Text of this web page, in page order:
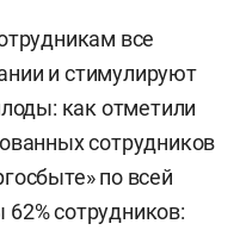
все
и стимулируют
как отметили
сотрудников
по всей
сотрудников: